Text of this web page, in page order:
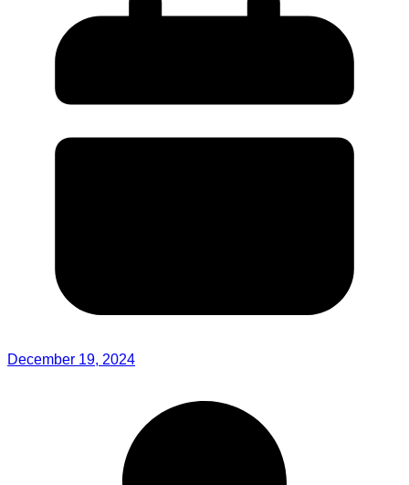
December 19, 2024